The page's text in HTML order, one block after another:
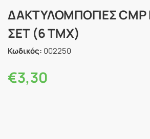
ΔΑΚΤΥΛΟΜΠΟΓΙΕΣ CMP
ΣΕΤ (6 ΤΜΧ)
Κωδικός: 002250
€3,30